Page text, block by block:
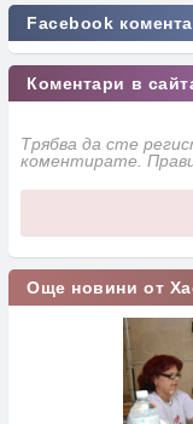
Facebook
Коментари в
Трябва да сте
коментирате.
Още новини от